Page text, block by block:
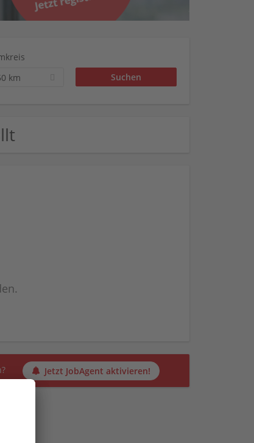
km
Jetzt JobAgent aktivieren!